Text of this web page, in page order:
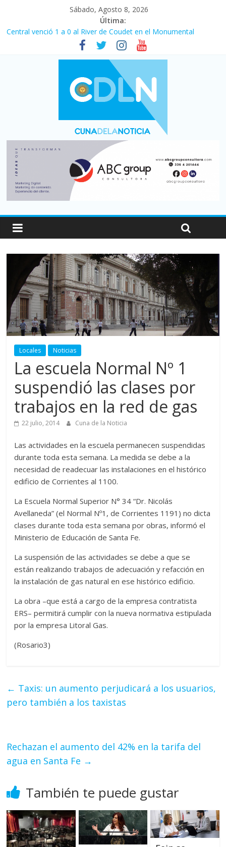
Sábado, Agosto 8, 2026
Última:
Central venció 1 a 0 al River de Coudet en el Monumental
La morosidad alcanzó su nivel más alto en dos décadas y ya
afecta a 400 mil deudores en Santa Fe
Desde que asumió Milei cerraron 41.000 kioscos: el sector
denuncia crisis como en 2001
Vacaciones de invierno con más movimiento y consumo
turístico: 4,6 millones de personas viajaron por el país, un 5,9%
Fuerte caída de la venta de autos usados en julio: bajó un 12,6%
Locales Noticias
La escuela Normal Nº 1
suspendió las clases por
trabajos en la red de gas
22 julio, 2014 Cuna de la Noticia
Las actividades en la escuela permanecen suspendidas
durante toda esta semana. La medida se debe a la
necesidad de readecuar las instalaciones en el histórico
edificio de Corrientes al 1100.
La Escuela Normal Superior N° 34 “Dr. Nicolás
Avellaneda” (el Normal Nº1, de Corrientes 1191) no dicta
clases durante toda esta semana por obras, informó el
Ministerio de Educación de Santa Fe.
La suspensión de las actividades se debe a que se
están realizando trabajos de adecuación y refacción en
la instalación de gas natural en ese histórico edificio.
La obra –que está a cargo de la empresa contratista
ERS– permitirá cumplir con la nueva normativa estipulada
por la empresa Litoral Gas.
(Rosario3)
← Taxis: un aumento perjudicará a los usuarios,
pero también a los taxistas
Rechazan el aumento del 42% en la tarifa del
agua en Santa Fe →
También te puede gustar